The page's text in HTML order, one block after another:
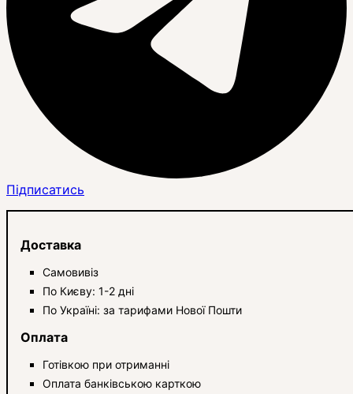
Підписатись
Доставка
Самовивіз
По Києву: 1-2 дні
По Україні: за тарифами Нової Пошти
Оплата
Готівкою при отриманні
Оплата банківською карткою